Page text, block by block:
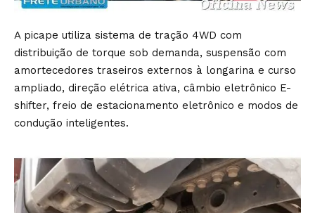
A picape utiliza sistema de tração 4WD com
distribuição de torque sob demanda, suspensão com
amortecedores traseiros externos à longarina e curso
ampliado, direção elétrica ativa, câmbio eletrônico E-
shifter, freio de estacionamento eletrônico e modos de
condução inteligentes.